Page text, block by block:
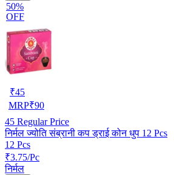
50%
OFF
₹45
MRP₹90
45 Regular Price
निर्मल ज्योति संब्रानी कप ड्राई कोन धुप 12 Pcs
12 Pcs
₹3.75/Pc
निर्मल